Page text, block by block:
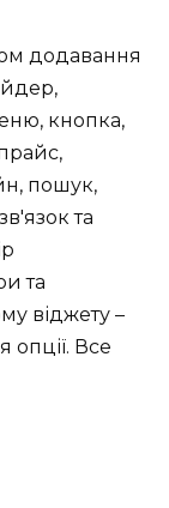
додавання
кнопка,
пошук,
та
та
віджету –
опції. Все